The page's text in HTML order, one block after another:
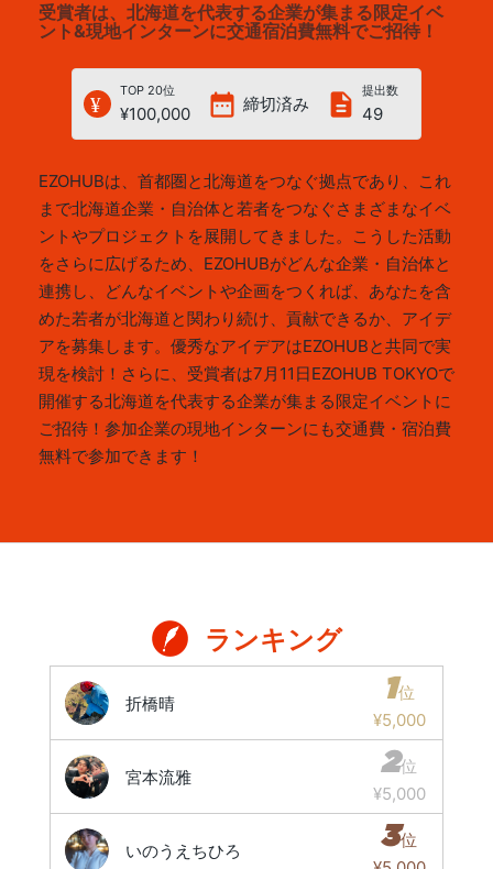
受賞者は、北海道を代表する企業が集まる限定イベ
ント&現地インターンに交通宿泊費無料でご招待！
TOP 20位
¥100,000 date_range 締切済み description 提出数
49
EZOHUBは、首都圏と北海道をつなぐ拠点であり、これ
まで北海道企業・自治体と若者をつなぐさまざまなイベ
ントやプロジェクトを展開してきました。こうした活動
をさらに広げるため、EZOHUBがどんな企業・自治体と
連携し、どんなイベントや企画をつくれば、あなたを含
めた若者が北海道と関わり続け、貢献できるか、アイデ
アを募集します。優秀なアイデアはEZOHUBと共同で実
現を検討！さらに、受賞者は7月11日EZOHUB TOKYOで
開催する北海道を代表する企業が集まる限定イベントに
ご招待！参加企業の現地インターンにも交通費・宿泊費
無料で参加できます！
ランキング
折橋晴 1位
¥5,000
宮本流雅 2位
¥5,000
いのうえちひろ 3位